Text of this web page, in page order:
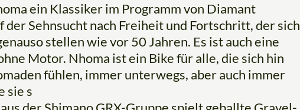
ein Klassiker im Programm von Diamant
Sehnsucht nach Freiheit und Fortschritt, der sich
stellen wie vor 50 Jahren. Es ist auch eine
Motor. Nhoma ist ein Bike für alle, die sich hin
fühlen, immer unterwegs, aber auch immer
sie s